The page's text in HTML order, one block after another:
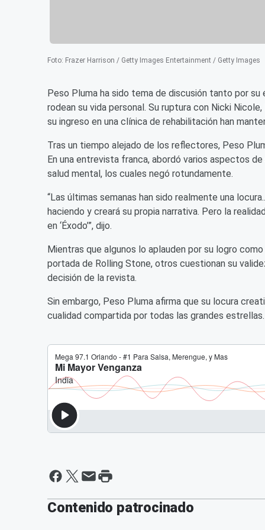
Foto: Frazer Harrison / Getty Images Entertainment / Getty Images
Peso Pluma ha sido tema de discusión tanto por
rodean su vida personal. Su ruptura con Nicki
su ingreso en una clínica de rehabilitación han
Tras un tiempo alejado de los reflectores, Peso
En una entrevista franca, abordó varios aspectos
salud mental, los cuales negó rotundamente.
“Las últimas semanas han sido realmente una
haciendo y creará su propia narrativa. Pero la
en ‘Éxodo’”, dijo.
Mientras que algunos lo aplauden por su logro
portada de Rolling Stone, otros cuestionan su
decisión de la revista.
Sin embargo, Peso Pluma afirma que su locura
cualidad compartida por todas las grandes estrellas.
Contenido patrocinado